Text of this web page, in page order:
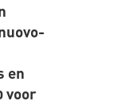
en
voor